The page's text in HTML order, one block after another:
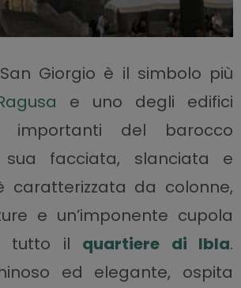
Giorgio è il simbolo più
e uno degli edifici
importanti del barocco
sua facciata, slanciata e
caratterizzata da colonne,
e un’imponente cupola
tutto il quartiere di Ibla.
ed elegante, ospita